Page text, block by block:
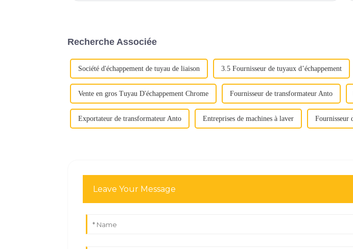
Recherche Associée
Société d'échappement de tuyau de liaison 3.5 Fournisseur de tuyaux d’échappement
Vente en gros Tuyau D'échappement Chrome Fournisseur de transformateur Anto
Exportateur de transformateur Anto Entreprises de machines à laver Fournisseur
Leave Your Message